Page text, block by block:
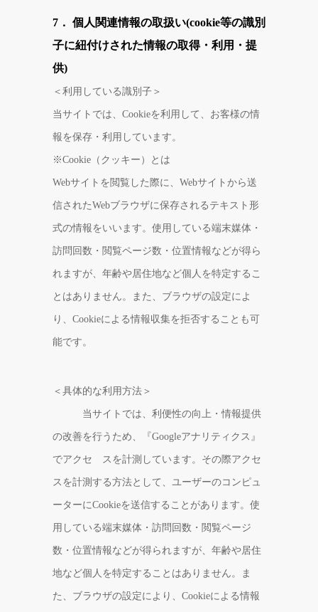
7． 個人関連情報の取扱い(cookie等の識別
子に紐付けされた情報の取得・利用・提
供)
＜利用している識別子＞
当サイトでは、Cookieを利用して、お客様の情
報を保存・利用しています。
※Cookie（クッキー）とは
Webサイトを閲覧した際に、Webサイトから送
信されたWebブラウザに保存されるテキスト形
式の情報をいいます。使用している端末媒体・
訪問回数・閲覧ページ数・位置情報などが得ら
れますが、年齢や居住地など個人を特定するこ
とはありません。また、ブラウザの設定によ
り、Cookieによる情報収集を拒否することも可
能です。
＜具体的な利用方法＞
当サイトでは、利便性の向上・情報提供
の改善を行うため、『Googleアナリティクス』
でアクセ スを計測しています。その際アクセ
スを計測する方法として、ユーザーのコンピュ
ーターにCookieを送信することがあります。使
用している端末媒体・訪問回数・閲覧ページ
数・位置情報などが得られますが、年齢や居住
地など個人を特定することはありません。ま
た、ブラウザの設定により、Cookieによる情報